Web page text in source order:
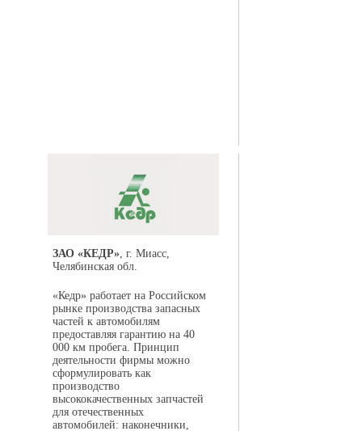
ЗАО «КЕДР», г. Миасс,
Челябинская обл.
«Кедр» работает на Российском
рынке производства запасных
частей к автомобилям
предоставляя гарантию на 40
000 км пробега. Принцип
деятельности фирмы можно
сформулировать как
производство
высококачественных запчастей
для отечественных
автомобилей: наконечники,